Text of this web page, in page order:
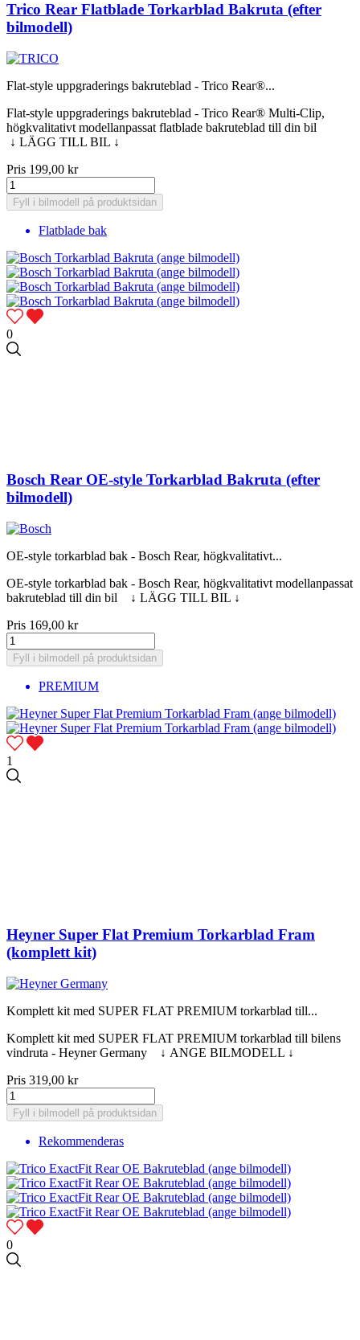
Trico Rear Flatblade Torkarblad Bakruta (efter
bilmodell)
Flat-style uppgraderings bakruteblad - Trico Rear®...
Flat-style uppgraderings bakruteblad - Trico Rear® Multi-Clip,
högkvalitativt modellanpassat flatblade bakruteblad till din bil
↓ LÄGG TILL BIL ↓
Pris 199,00 kr
Fyll i bilmodell på produktsidan
Flatblade bak
0
Bosch Rear OE-style Torkarblad Bakruta (efter
bilmodell)
OE-style torkarblad bak - Bosch Rear, högkvalitativt...
OE-style torkarblad bak - Bosch Rear, högkvalitativt modellanpassat
bakruteblad till din bil ↓ LÄGG TILL BIL ↓
Pris 169,00 kr
Fyll i bilmodell på produktsidan
PREMIUM
1
Heyner Super Flat Premium Torkarblad Fram
(komplett kit)
Komplett kit med SUPER FLAT PREMIUM torkarblad till...
Komplett kit med SUPER FLAT PREMIUM torkarblad till bilens
vindruta - Heyner Germany ↓ ANGE BILMODELL ↓
Pris 319,00 kr
Fyll i bilmodell på produktsidan
Rekommenderas
0